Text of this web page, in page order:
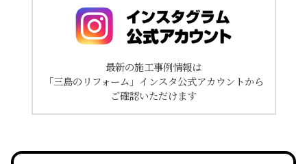
最新の施工事例情報は
「三島のリフォーム」インスタ公式アカウントから
ご確認いただけます